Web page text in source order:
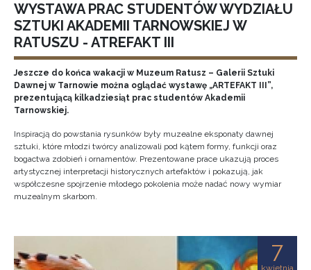
WYSTAWA PRAC STUDENTÓW WYDZIAŁU
SZTUKI AKADEMII TARNOWSKIEJ W
RATUSZU - ATREFAKT III
Jeszcze do końca wakacji w Muzeum Ratusz – Galerii Sztuki
Dawnej w Tarnowie można oglądać wystawę „ARTEFAKT III”,
prezentującą kilkadziesiąt prac studentów Akademii
Tarnowskiej.
Inspiracją do powstania rysunków były muzealne eksponaty dawnej
sztuki, które młodzi twórcy analizowali pod kątem formy, funkcji oraz
bogactwa zdobień i ornamentów. Prezentowane prace ukazują proces
artystycznej interpretacji historycznych artefaktów i pokazują, jak
współczesne spojrzenie młodego pokolenia może nadać nowy wymiar
muzealnym skarbom.
7
kwietnia